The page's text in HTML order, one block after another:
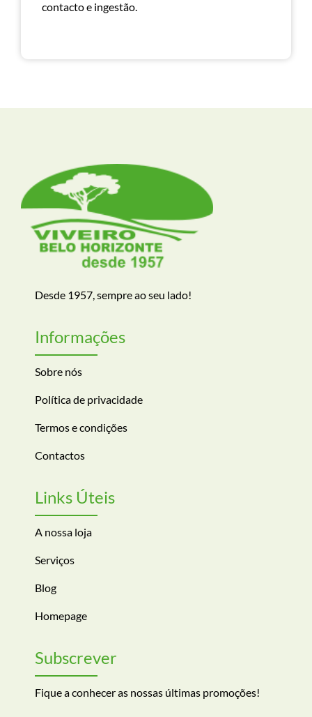
contacto e ingestão.
Desde 1957, sempre ao seu lado!
Informações
Sobre nós
Política de privacidade
Termos e condições
Contactos
Links Úteis
A nossa loja
Serviços
Blog
Homepage
Subscrever
Fique a conhecer as nossas últimas promoções!